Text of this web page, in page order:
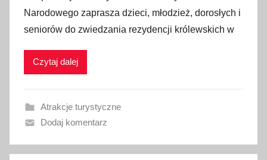
b
l
i
a
n
1
Narodowego zaprasza dzieci, młodzież, dorosłych i
seniorów do zwiedzania rezydencji królewskich w
Czytaj dalej
Atrakcje turystyczne
Dodaj komentarz